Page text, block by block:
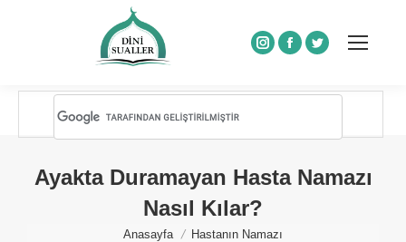
Instagram
Facebook
Twitter
Ayakta Duramayan Hasta Namazı
Nasıl Kılar?
Anasayfa
Hastanın Namazı